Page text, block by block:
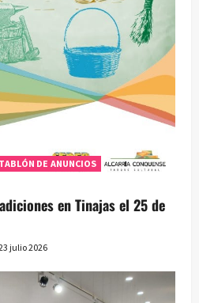
TABLÓN DE ANUNCIOS
en Tinajas el 25 de
julio 2026